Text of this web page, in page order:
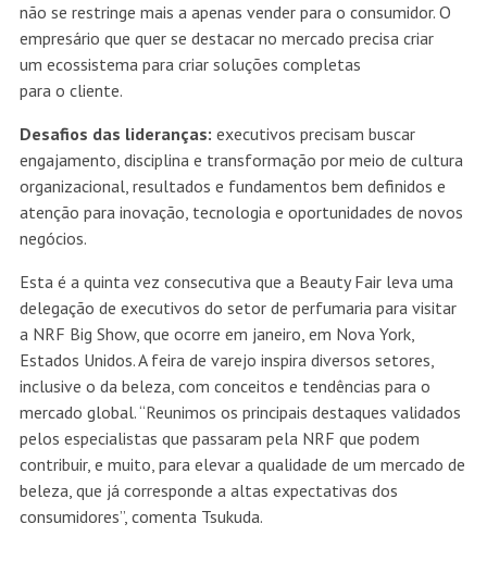
não se restringe mais a apenas vender para o consumidor. O
empresário que quer se destacar no mercado precisa criar
um ecossistema para criar soluções completas
para o cliente.
Desafios das lideranças: executivos precisam buscar
engajamento, disciplina e transformação por meio de cultura
organizacional, resultados e fundamentos bem definidos e
atenção para inovação, tecnologia e oportunidades de novos
negócios.
Esta é a quinta vez consecutiva que a Beauty Fair leva uma
delegação de executivos do setor de perfumaria para visitar
a NRF Big Show, que ocorre em janeiro, em Nova York,
Estados Unidos. A feira de varejo inspira diversos setores,
inclusive o da beleza, com conceitos e tendências para o
mercado global. “Reunimos os principais destaques validados
pelos especialistas que passaram pela NRF que podem
contribuir, e muito, para elevar a qualidade de um mercado de
beleza, que já corresponde a altas expectativas dos
consumidores”, comenta Tsukuda.